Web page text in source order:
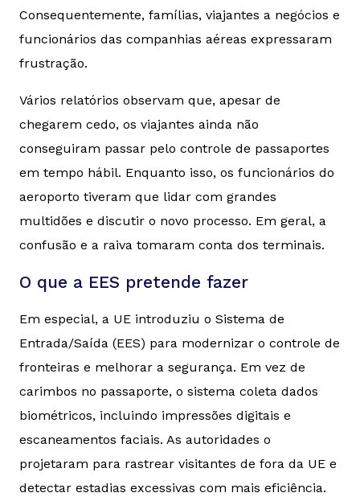
Consequentemente, famílias, viajantes a negócios e
funcionários das companhias aéreas expressaram
frustração.
Vários relatórios observam que, apesar de
chegarem cedo, os viajantes ainda não
conseguiram passar pelo controle de passaportes
em tempo hábil. Enquanto isso, os funcionários do
aeroporto tiveram que lidar com grandes
multidões e discutir o novo processo. Em geral, a
confusão e a raiva tomaram conta dos terminais.
O que a EES pretende fazer
Em especial, a UE introduziu o Sistema de
Entrada/Saída (EES) para modernizar o controle de
fronteiras e melhorar a segurança. Em vez de
carimbos no passaporte, o sistema coleta dados
biométricos, incluindo impressões digitais e
escaneamentos faciais. As autoridades o
projetaram para rastrear visitantes de fora da UE e
detectar estadias excessivas com mais eficiência.